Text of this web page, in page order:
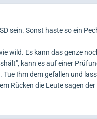
sein. Sonst haste so ein
wild. Es kann das genze
kann es auf einer
Ihm dem gefallen und
Rücken die Leute sagen